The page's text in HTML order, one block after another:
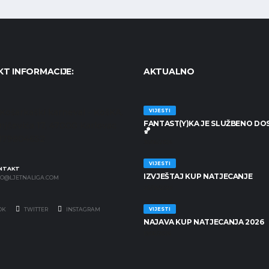
INFORMACIJE:
TWITTER INSTAGRAM
AKTUALNO
VIJESTI
FANTAST(Y)KA JE SLUŽBENO
🏀
VIJESTI
IZVJEŠTAJ KUP NATJECANJE
VIJESTI
NAJAVA KUP NATJECANJA 2026